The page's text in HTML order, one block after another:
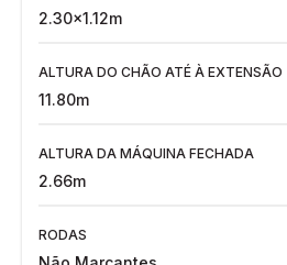
2.30x1.12m
ALTURA DO CHÃO ATÉ À EXTENSÃO
11.80m
ALTURA DA MÁQUINA FECHADA
2.66m
RODAS